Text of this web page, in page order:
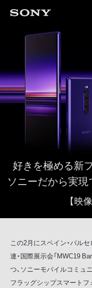
好きを極める新
ソニーだから実
【映
この2月にスペイン・バル
連・国際展示会「MWC19
つ、ソニーモバイルコミュ
フラッグシップスマートフ